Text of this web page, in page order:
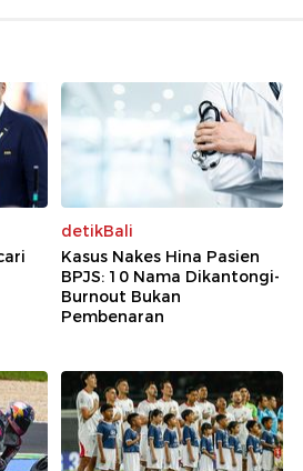
detikBali
Kasus Nakes Hina Pasien
BPJS: 10 Nama Dikantongi-
Burnout Bukan
Pembenaran